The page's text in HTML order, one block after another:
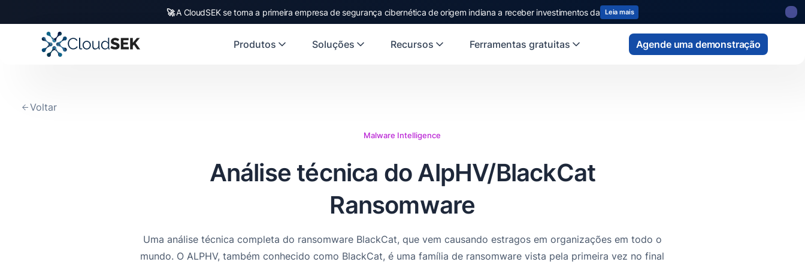
🚀A CloudSEK se torna a primeira empresa de segurança cibernética de origem indiana a receber investimentos da Leia mais
🚀CloudSEK becomes first Indian origin cybersecurity company to receive investment fromUS statefund Read more
Slide 2 of 4.
Produtos
Soluções Recursos Ferramentas gratuitas Agende uma demonstração
Voltar
Malware Intelligence
Análise técnica do AlpHV/BlackCat
Ransomware
Uma análise técnica completa do ransomware BlackCat, que vem causando estragos em organizações em todo o
mundo. O ALPHV, também conhecido como BlackCat, é uma família de ransomware vista pela primeira vez no final